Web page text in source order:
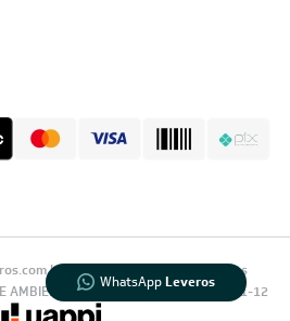
Todos os diretitos reservados
AMBIENTES S.A. CNPJ: 61.502.324/0001-12
WhatsAppLeveros
Fale com a LIA